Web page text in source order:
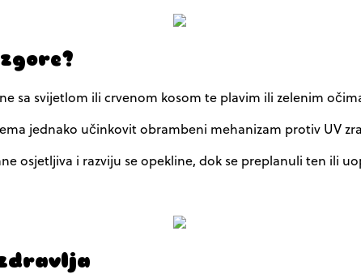
sa svijetlom ili crvenom kosom te plavim ili zelenim
jednako učinkovit obrambeni mehanizam protiv UV
osjetljiva i razviju se opekline, dok se preplanuli ten ili